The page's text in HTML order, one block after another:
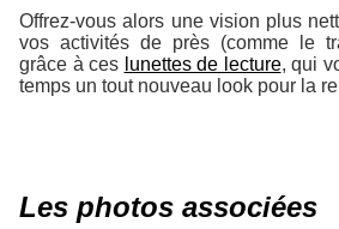
Offrez-vous alors une vision plus
vos activités de près (comme le
grâce à ces lunettes de lecture, qui
temps un tout nouveau look pour la
Les photos associées